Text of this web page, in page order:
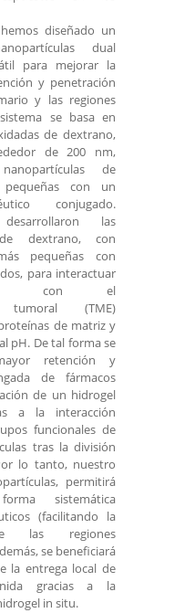
diseñado un
dual
para mejorar la
y penetración
y las regiones
se basa en
de dextrano,
de 200 nm,
de
con un
conjugado.
las
dextrano, con
pequeñas con
para interactuar
con el
tumoral (TME)
de matriz y
pH. De tal forma se
retención y
de fármacos
de un hidrogel
a la interacción
funcionales de
tras la división
lo tanto, nuestro
permitirá
sistemática
(facilitando la
las regiones
se beneficiará
la entrega local de
gracias a la
in situ.